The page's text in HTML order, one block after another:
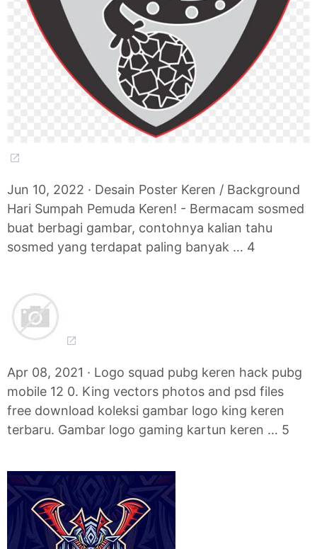
Jun 10, 2022 · Desain Poster Keren / Background
Hari Sumpah Pemuda Keren! - Bermacam sosmed
buat berbagi gambar, contohnya kalian tahu
sosmed yang terdapat paling banyak … 4
Apr 08, 2021 · Logo squad pubg keren hack pubg
mobile 12 0. King vectors photos and psd files
free download koleksi gambar logo king keren
terbaru. Gambar logo gaming kartun keren … 5